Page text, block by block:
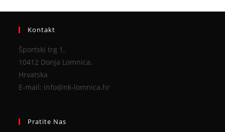
Kontakt
Športski trg 1,
10412 Donja Lomnica,
Hrvatska
E-mail: info@nk-lomnica.hr
Pratite Nas